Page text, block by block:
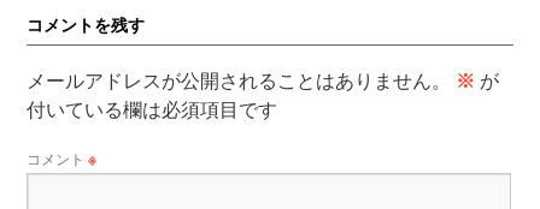
コメントを残す
メールアドレスが公開されることはありません。 ※ が
付いている欄は必須項目です
コメント※